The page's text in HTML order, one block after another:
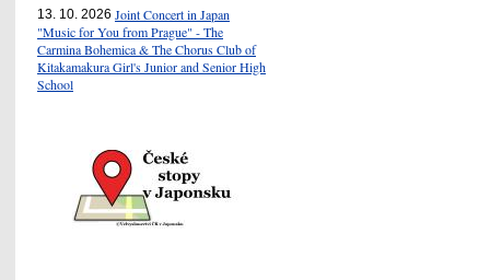
13. 10. 2026 Joint Concert in Japan
"Music for You from Prague" - The
Carmina Bohemica & The Chorus Club of
Kitakamakura Girl's Junior and Senior High
School